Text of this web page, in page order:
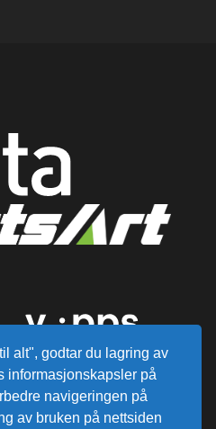
alt", godtar du lagring av
informasjonskapsler på
navigeringen på
av bruken på nettsiden